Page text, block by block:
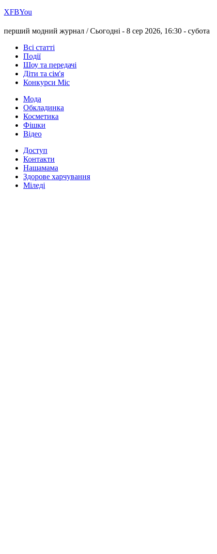
ХFBYou
перший модний журнал /Сьогодні - 8 сер 2026, 16:30 - субота
Всі статті
Події
Шоу та передачі
Діти та сім'я
Конкурси Міс
Мода
Обкладинка
Косметика
Фішки
Відео
Доступ
Контакти
Нашамама
Здорове харчування
Міледі